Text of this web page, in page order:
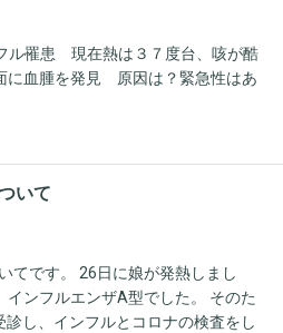
ル罹患 現在熱は３７度台、咳が酷
に血腫を発見 原因は？緊急性はあ
いて
が発熱しまし
フルエンザA型でした。 そのた
し、インフルとコロナの検査をし